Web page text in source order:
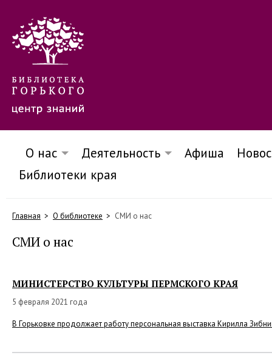
О нас Деятельность Афиша
Библиотеки края
Главная О библиотеке СМИ о нас
СМИ о нас
МИНИСТЕРСТВО КУЛЬТУРЫ ПЕРМСКОГО КРАЯ
5 февраля 2021 года
В Горьковке продолжает работу персональная выставка Кирилла